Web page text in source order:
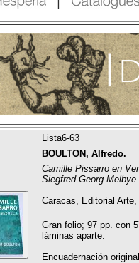
Lista6-63
BOULTON, Alfredo.
Camille Pissarro en
Siegfred Georg
Caracas, Editorial Arte,
Gran folio; 97 pp. con
láminas aparte.
Encuadernación